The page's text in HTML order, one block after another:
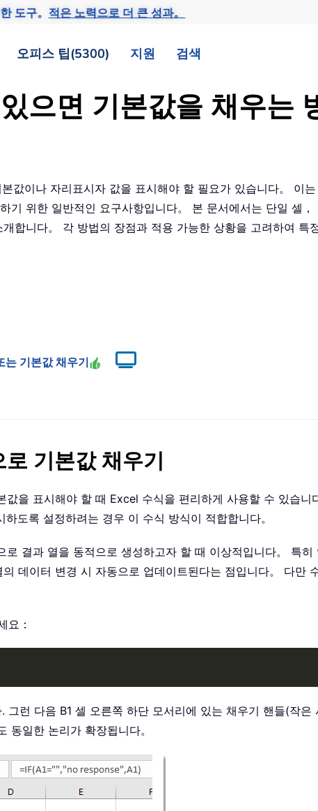
도구。 적은 노력으로 더 큰 성과。
오피스 팁(5300) 지원 검색
으면 기본값을 채우는
값이나 자리표시자 값을 표시해야 할 필요가 있습니다。 이
기 위한 일반적인 요구사항입니다。 본 문서에서는 단일 셀
합니다。 각 방법의 장점과 적용 가능한 상황을 고려하여 특
기본값 채우기
기본값 채우기
을 표시해야 할 때 Excel 수식을 편리하게 사용할 수 있습
도록 설정하려는 경우 이 수식 방식이 적합합니다。
결과 열을 동적으로 생성하고자 할 때 이상적입니다。 특
데이터 변경 시 자동으로 업데이트된다는 점입니다。 다만
요：
런 다음 B1 셀 오른쪽 하단 모서리에 있는 채우기 핸들(작
동일한 논리가 확장됩니다。